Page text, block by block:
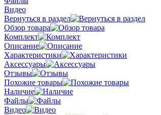
Видео
Вернуться в раздел
Обзор товара
Комплект
Описание
Характеристики
Аксессуары
Отзывы
Похожие товары
Наличие
Файлы
Видео